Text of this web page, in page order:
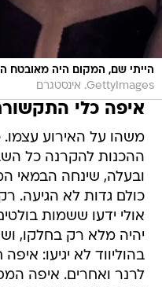
הייתי שם, המקום היה מאובטח
GettyImages. אינסטגרם
איפה כלי
משהו על האירוע עצמו.
ההכנות להקרנה כל
ובעלה, שינחה הבמאי
כולם גדות לא הגיעה.
אולי ידעו ששמות
יהיה מלא רק בחלקו,
בהוליווד לא יגיעו:
לרנר ואחרים. איפה